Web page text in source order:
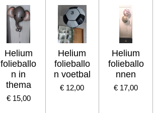
Helium
folieballo
n in
thema
€ 15,00
Helium
folieballo
n voetbal
€ 12,00
Helium
folieballo
nnen
€ 17,00